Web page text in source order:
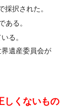
択された。
ある。
る。
遺産委員会が
しくないもの